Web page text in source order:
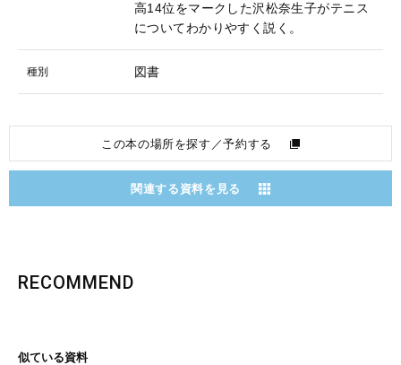
高14位をマークした沢松奈生子がテニス
についてわかりやすく説く。
種別 図書
この本の場所を探す／予約する
関連する資料を見る
RECOMMEND
似ている資料